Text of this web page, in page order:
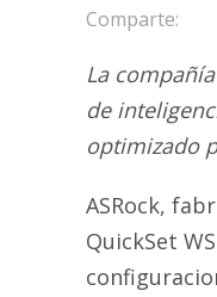
Comparte:
La
de
optimizado
ASRock,
QuickSet